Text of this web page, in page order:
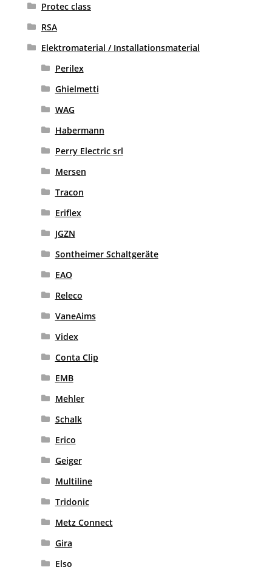
Protec class
RSA
Elektromaterial / Installationsmaterial
Perilex
Ghielmetti
WAG
Habermann
Perry Electric srl
Mersen
Tracon
Eriflex
JGZN
Sontheimer Schaltgeräte
EAO
Releco
VaneAims
Videx
Conta Clip
EMB
Mehler
Schalk
Erico
Geiger
Multiline
Tridonic
Metz Connect
Gira
Elso